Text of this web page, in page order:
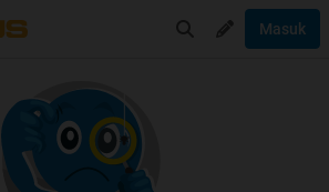
Masuk